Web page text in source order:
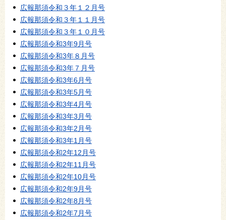
広報那須令和３年１２月号
広報那須令和３年１１月号
広報那須令和３年１０月号
広報那須令和3年9月号
広報那須令和3年８月号
広報那須令和3年７月号
広報那須令和3年6月号
広報那須令和3年5月号
広報那須令和3年4月号
広報那須令和3年3月号
広報那須令和3年2月号
広報那須令和3年1月号
広報那須令和2年12月号
広報那須令和2年11月号
広報那須令和2年10月号
広報那須令和2年9月号
広報那須令和2年8月号
広報那須令和2年7月号